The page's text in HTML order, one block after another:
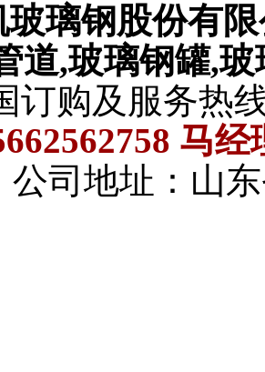
玻璃钢股份有
道,玻璃钢罐,
订购及服务热
马
公司地址：山